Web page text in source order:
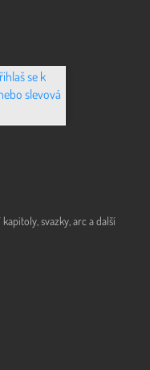
se k
slevová
svazky, arc a další